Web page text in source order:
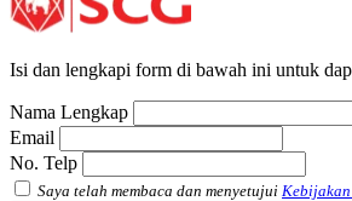
Isi dan lengkapi form di bawah ini untuk
Nama Lengkap
Email
No. Telp
Saya telah membaca dan menyetujui